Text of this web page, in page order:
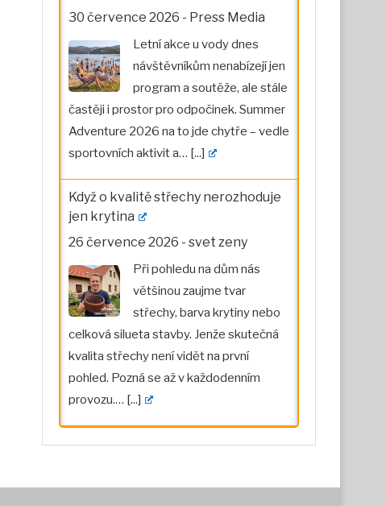
30 července 2026 - Press Media
Letní akce u vody dnes
návštěvníkům nenabízejí jen
program a soutěže, ale stále
častěji i prostor pro odpočinek. Summer
Adventure 2026 na to jde chytře – vedle
sportovních aktivit a… [...]
Když o kvalitě střechy nerozhoduje
jen krytina
26 července 2026 - svet zeny
Při pohledu na dům nás
většinou zaujme tvar
střechy, barva krytiny nebo
celková silueta stavby. Jenže skutečná
kvalita střechy není vidět na první
pohled. Pozná se až v každodenním
provozu.… [...]